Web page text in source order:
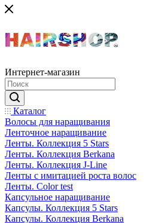
Интернет-магазин
Каталог
Волосы для наращивания
Ленточное наращивание
Ленты. Коллекция 5 Stars
Ленты. Коллекция Berkana
Ленты. Коллекция J-Line
Ленты с имитацией роста волос
Ленты. Color test
Капсульное наращивание
Капсулы. Коллекция 5 Stars
Капсулы. Коллекция Berkana